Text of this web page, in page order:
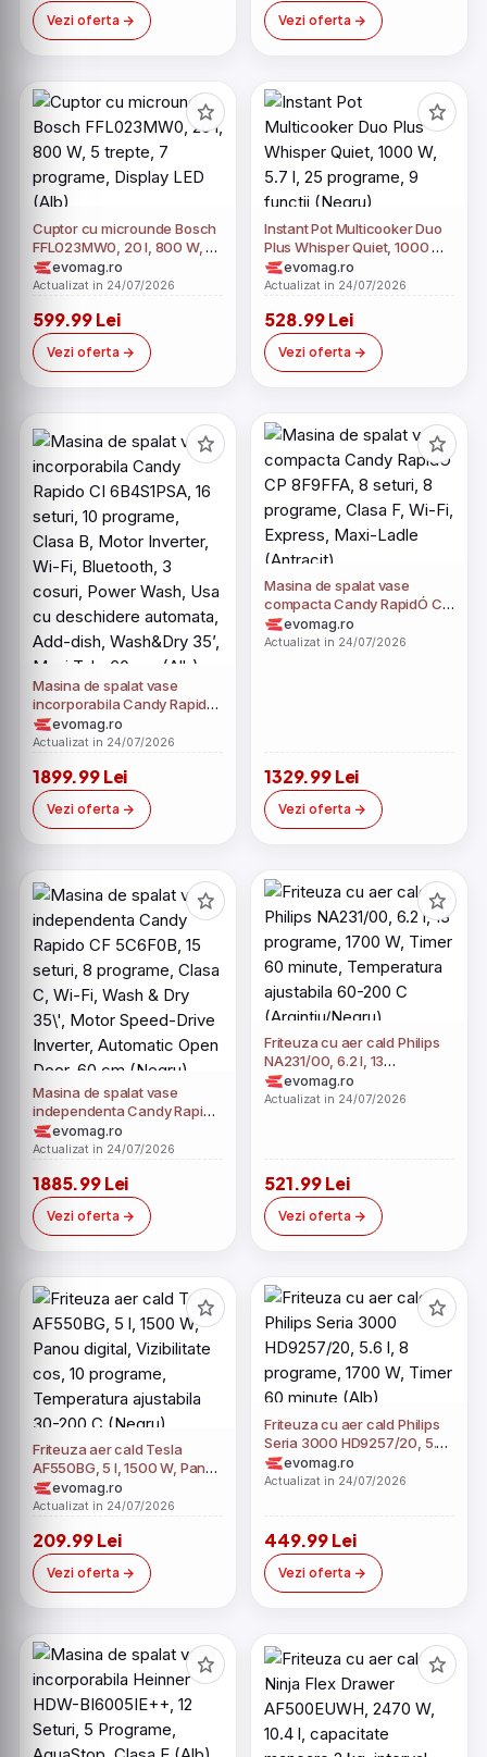
Vezi oferta Vezi oferta
Cuptor cu microunde Bosch
FFL023MW0, 20 l, 800 W, 5
trepte, 7 programe, Display
LED (Alb)
evomag.ro
Actualizat in 24/07/2026
599.99 Lei
Vezi oferta
Instant Pot Multicooker Duo
Plus Whisper Quiet, 1000 W,
5.7 l, 25 programe, 9 functii
(Negru)
evomag.ro
Actualizat in 24/07/2026
528.99 Lei
Vezi oferta
Masina de spalat vase
incorporabila Candy Rapido
CI 6B4S1PSA, 16 seturi, 10
programe, Clasa B, Motor
cosuri, Power Wash, Usa cu
deschidere automata, Add-
dish, Wash&Dry 35’, Maxi
Tub, 60 cm (Alb)
evomag.ro
Actualizat in 24/07/2026
1899.99 Lei
Vezi oferta
​Masina de spalat vase
compacta Candy RapidÓ CP
8F9FFA, 8 seturi, 8
programe, Clasa F, Wi-Fi,
evomag.ro
Actualizat in 24/07/2026
1329.99 Lei
Vezi oferta
Masina de spalat vase
independenta Candy Rapido
CF 5C6F0B, 15 seturi, 8
programe, Clasa C, Wi-Fi,
Speed-Drive Inverter,
Automatic Open Door, 60 cm
(Negru)​
evomag.ro
Actualizat in 24/07/2026
1885.99 Lei
Vezi oferta
Friteuza cu aer cald Philips
NA231/00, 6.2 l, 13
programe, 1700 W, Timer 60
minute, Temperatura
evomag.ro
Actualizat in 24/07/2026
521.99 Lei
Vezi oferta
Friteuza aer cald Tesla
AF550BG, 5 l, 1500 W, Panou
digital, Vizibilitate cos, 10
programe, Temperatura
evomag.ro
Actualizat in 24/07/2026
209.99 Lei
Vezi oferta
Friteuza cu aer cald Philips
Seria 3000 HD9257/20, 5.6
l, 8 programe, 1700 W, Timer
60 minute (Alb)
evomag.ro
Actualizat in 24/07/2026
449.99 Lei
Vezi oferta